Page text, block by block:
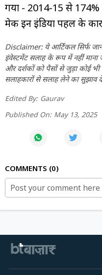
गया - 2014-15 से
मेक इन इंडिया पहल के
Disclaimer: ये आर्टिकल सिर्फ
इंवेस्टमेंट सलाह के रूप में नहीं माना
और दर्शकों को पैसों से जुड़ा कोई
सलाहकारों से सलाह लेने का सुझाव
Edited By: Gaurav
Published On: May 13, 2025
COMMENTS 0